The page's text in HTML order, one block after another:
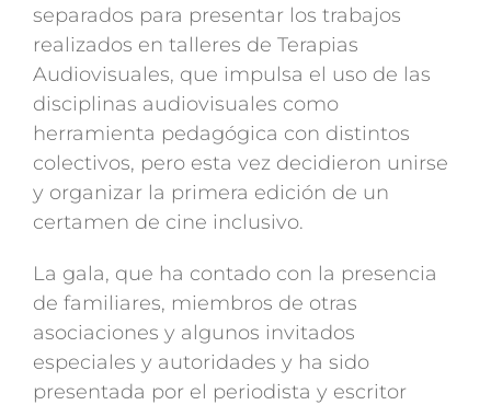
separados para presentar los trabajos
realizados en talleres de Terapias
Audiovisuales, que impulsa el uso de las
disciplinas audiovisuales como
herramienta pedagógica con distintos
colectivos, pero esta vez decidieron unirse
y organizar la primera edición de un
certamen de cine inclusivo.
La gala, que ha contado con la presencia
de familiares, miembros de otras
asociaciones y algunos invitados
especiales y autoridades y ha sido
presentada por el periodista y escritor